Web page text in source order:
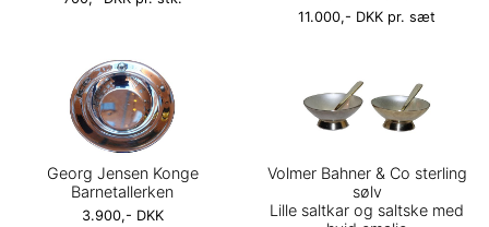
11.000,- DKK pr. sæt
Georg Jensen Konge
Barnetallerken
3.900,- DKK
Volmer Bahner & Co sterling
sølv
Lille saltkar og saltske med